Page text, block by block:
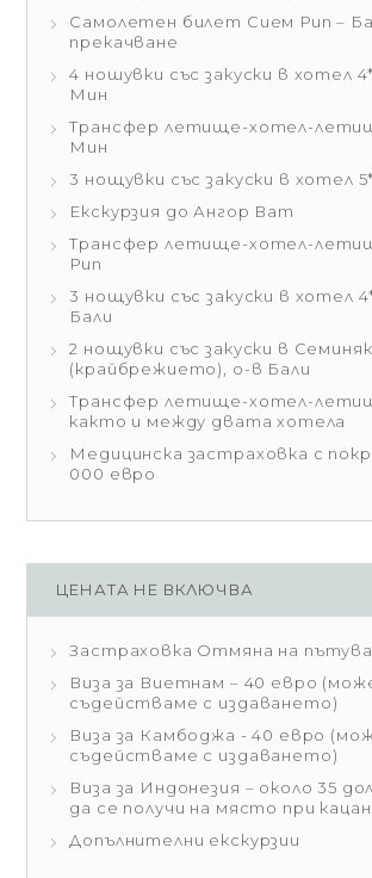
Самолетен билет Сием Рип –
прекачване
4 ношувки със закуски в хотел
Мин
Трансфер летище-хотел-
Мин
3 нощувки със закуски в хотел
Екскурзия до Ангор Ват
Трансфер летище-хотел-
Рип
3 нощувки със закуски в хотел
Бали
2 нощувки със закуски в
(крайбрежието), о-в Бали
Трансфер летище-хотел-
както и между двата хотела
Медицинска застраховка с
000 евро
ЦЕНАТА НЕ ВКЛЮЧВА
Застраховка Отмяна на
Виза за Виетнам – 40 евро
съдействаме с издаването)
Виза за Камбоджа - 40 евро
съдействаме с издаването)
Виза за Индонезия – около 35
да се получи на място при
Допълнителни екскурзии